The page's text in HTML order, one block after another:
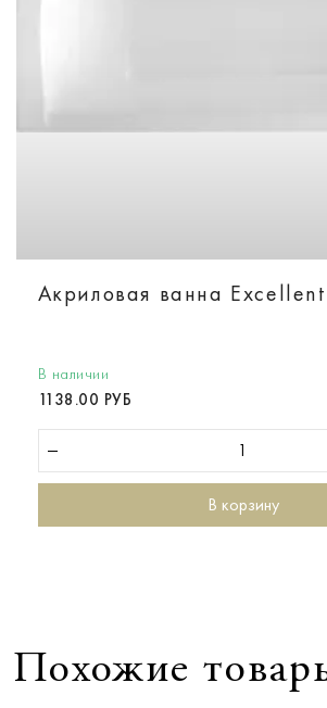
Акриловая ванна
В наличии
1138.00 РУБ
В корзину
Похожие